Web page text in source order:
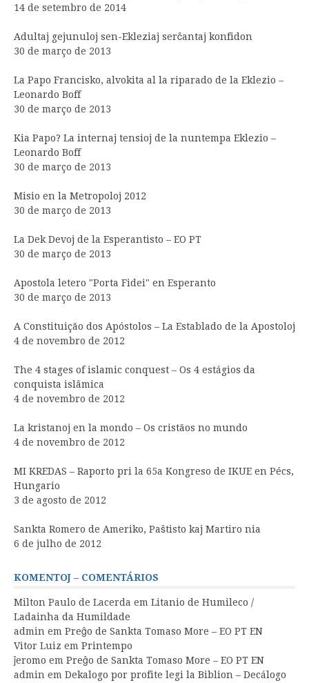
14 de setembro de 2014
Adultaj gejunuloj sen-Ekleziaj serĉantaj konfidon
30 de março de 2013
La Papo Francisko, alvokita al la riparado de la Eklezio –
Leonardo Boff
30 de março de 2013
Kia Papo? La internaj tensioj de la nuntempa Eklezio –
Leonardo Boff
30 de março de 2013
Misio en la Metropoloj 2012
30 de março de 2013
La Dek Devoj de la Esperantisto – EO PT
30 de março de 2013
Apostola letero "Porta Fidei" en Esperanto
30 de março de 2013
A Constituição dos Apóstolos – La Establado de la Apostoloj
4 de novembro de 2012
The 4 stages of islamic conquest – Os 4 estágios da
conquista islâmica
4 de novembro de 2012
La kristanoj en la mondo – Os cristãos no mundo
4 de novembro de 2012
MI KREDAS – Raporto pri la 65a Kongreso de IKUE en Pécs,
Hungario
3 de agosto de 2012
Sankta Romero de Ameriko, Paŝtisto kaj Martiro nia
6 de julho de 2012
KOMENTOJ – COMENTÁRIOS
Milton Paulo de Lacerda em Litanio de Humileco /
Ladainha da Humildade
admin em Preĝo de Sankta Tomaso More – EO PT EN
Vitor Luiz em Printempo
ĵeromo em Preĝo de Sankta Tomaso More – EO PT EN
admin em Dekalogo por profite legi la Biblion – Decálogo